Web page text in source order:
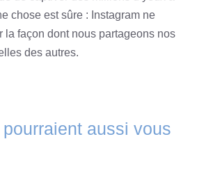
chose est sûre : Instagram ne
la façon dont nous partageons nos
des autres.
aussi vous